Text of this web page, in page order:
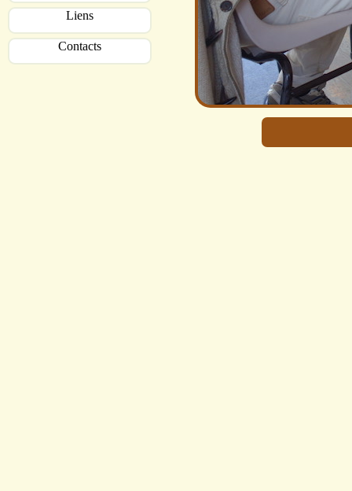
Liens
Contacts